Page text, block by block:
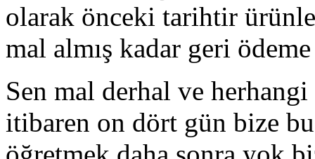
olarak önceki tarihtir
mal almış kadar geri
Sen mal derhal ve
itibaren on dört gün bize